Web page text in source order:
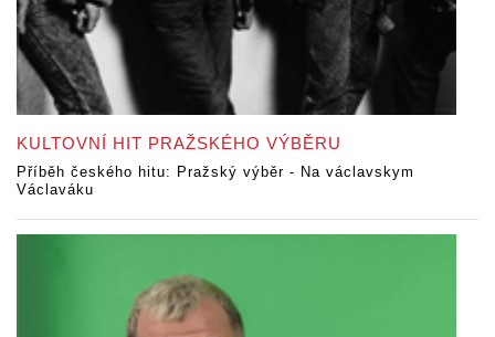
KULTOVNÍ HIT PRAŽSKÉHO VÝBĚRU
Příběh českého hitu: Pražský výběr - Na václavskym
Václaváku